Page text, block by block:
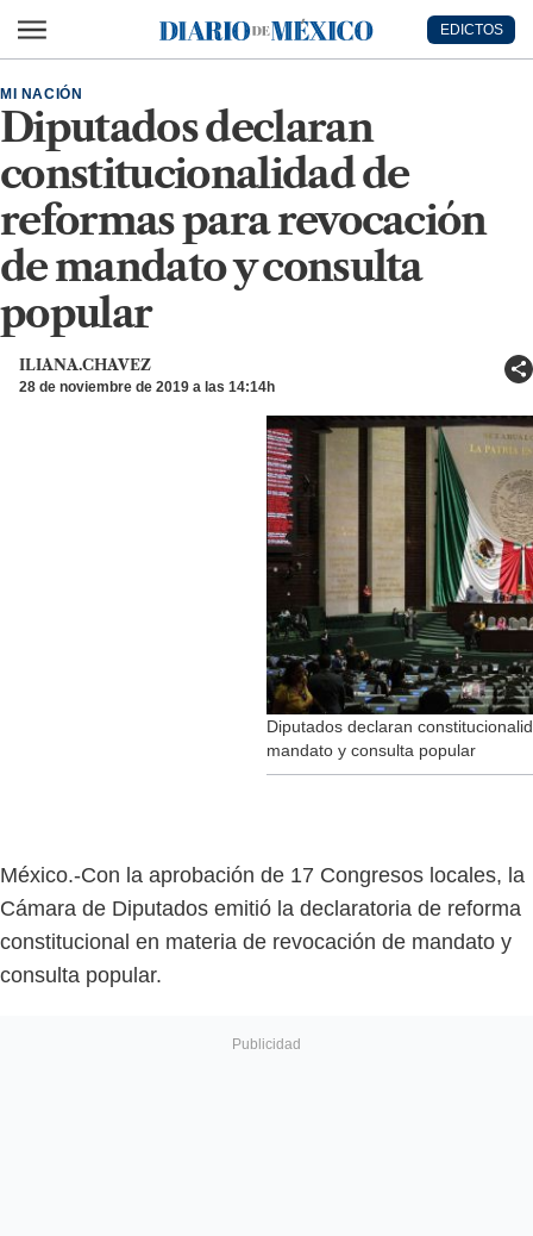
Diario de México
EDICTOS
Diputados declaran
constitucionalidad de
reformas para revocación
de mandato y consulta
popular
MI NACIÓN
ILIANA.CHAVEZ
28 de noviembre de 2019 a las 14:14h
Diputados declaran
mandato y consulta popular
México.-Con la aprobación de 17 Congresos locales, la
Cámara de Diputados emitió la declaratoria de reforma
constitucional en materia de revocación de mandato y
consulta popular.